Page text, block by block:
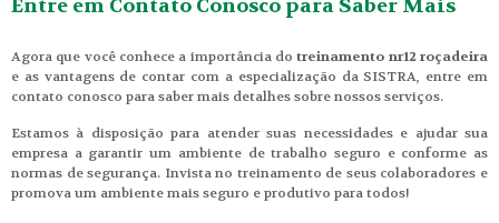
Entre em Contato Conosco para Saber Mais
Agora que você conhece a importância dotreinamento nr12 roçadeira
e as vantagens de contar com a especialização da SISTRA, entre em
contato conosco para saber mais detalhes sobre nossos serviços.
Estamos à disposição para atender suas necessidades e ajudar sua
empresa a garantir um ambiente de trabalho seguro e conforme as
normas de segurança. Invista no treinamento de seus colaboradores e
promova um ambiente mais seguro e produtivo para todos!